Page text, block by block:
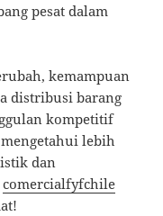
pesat dalam
kemampuan
distribusi barang
kompetitif
lebih
dan
comercialfyfchile